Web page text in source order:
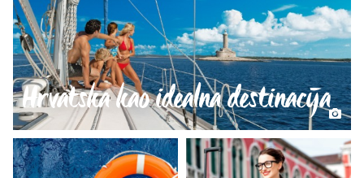
Hrvatska kao idealna destinacija